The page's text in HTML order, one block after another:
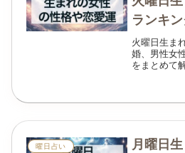
ランキ
男性女性
火曜日生ま
婚、男性女
をまとめて
曜日占い
月曜日